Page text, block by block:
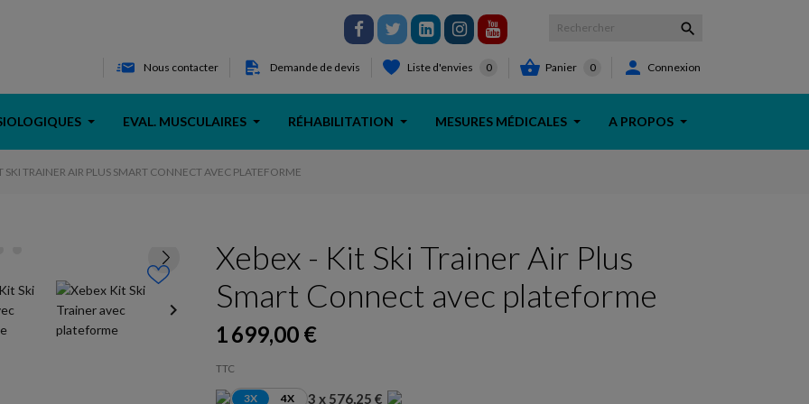

Nous contacter Demande de devis Liste d'envies 0  Panier 0  Connexion
EVAL. MUSCULAIRES RÉHABILITATION MESURES MÉDICALES A PROPOS
SKI TRAINER AIR PLUS SMART CONNECT AVEC PLATEFORME
keyboard_arrow_right
Xebex - Kit Ski Trainer Air Plus
Smart Connect avec plateforme
1 699,00 €
TTC
3X 4X 3 x 576,25 €